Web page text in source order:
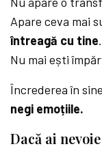
Apare ceva mai
întreagă cu tine.
Nu mai ești
Încrederea în
negi emoțiile.
Dacă ai